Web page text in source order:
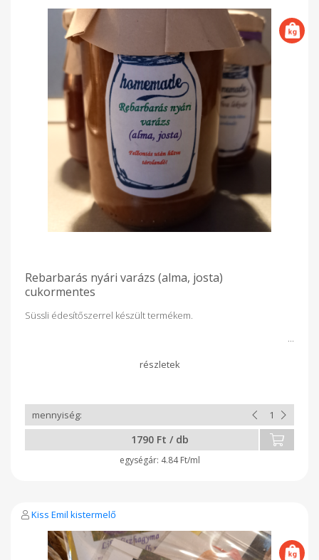
Rebarbarás nyári varázs (alma, josta)
cukormentes
Süssli édesítőszerrel készült termékem.
1790 Ft / db
4.84 Ft/ml
Kiss Emil kistermelő